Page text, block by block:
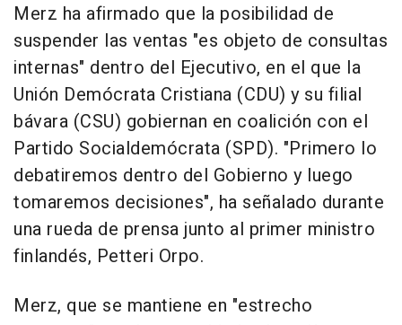
Merz ha afirmado que la posibilidad de
suspender las ventas "es objeto de consultas
internas" dentro del Ejecutivo, en el que la
Unión Demócrata Cristiana (CDU) y su filial
bávara (CSU) gobiernan en coalición con el
Partido Socialdemócrata (SPD). "Primero lo
debatiremos dentro del Gobierno y luego
tomaremos decisiones", ha señalado durante
una rueda de prensa junto al primer ministro
finlandés, Petteri Orpo.
Merz, que se mantiene en "estrecho